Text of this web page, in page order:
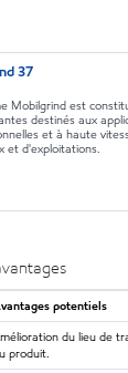
37
Mobilgrind est
destinés aux
et à haute
et d'exploitations.
potentiels
du lieu de
produit.